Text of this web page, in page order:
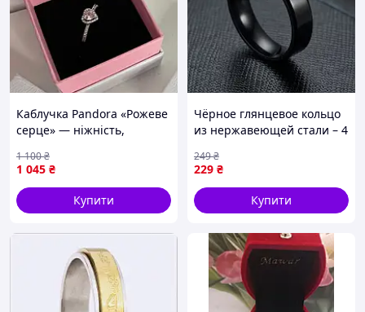
Каблучка Pandora «Рожеве
серце» — ніжність,
ПОДАРУНОК від душі
1 045 ₴
1 100₴
Купити
Чёрное глянцевое кольцо
из нержавеющей стали – 4
унисекс дизайн, мужское
женское 1 JGGW_229
229 ₴
249₴
Купити